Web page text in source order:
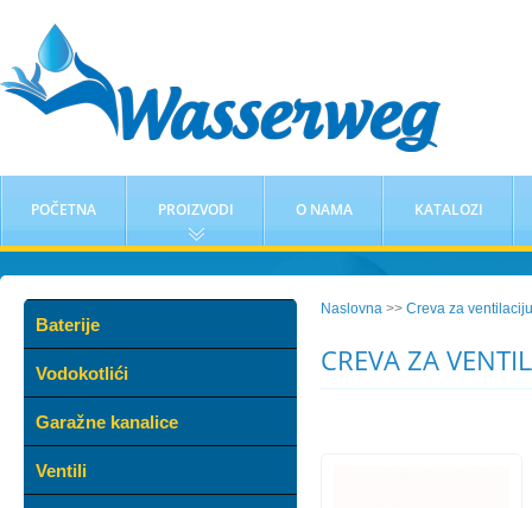
POČETNA PROIZVODI O NAMA KATALOZI
Baterije
Vodokotlići
Garažne kanalice
Ventili
Naslovna >> Creva za
CREVA ZA